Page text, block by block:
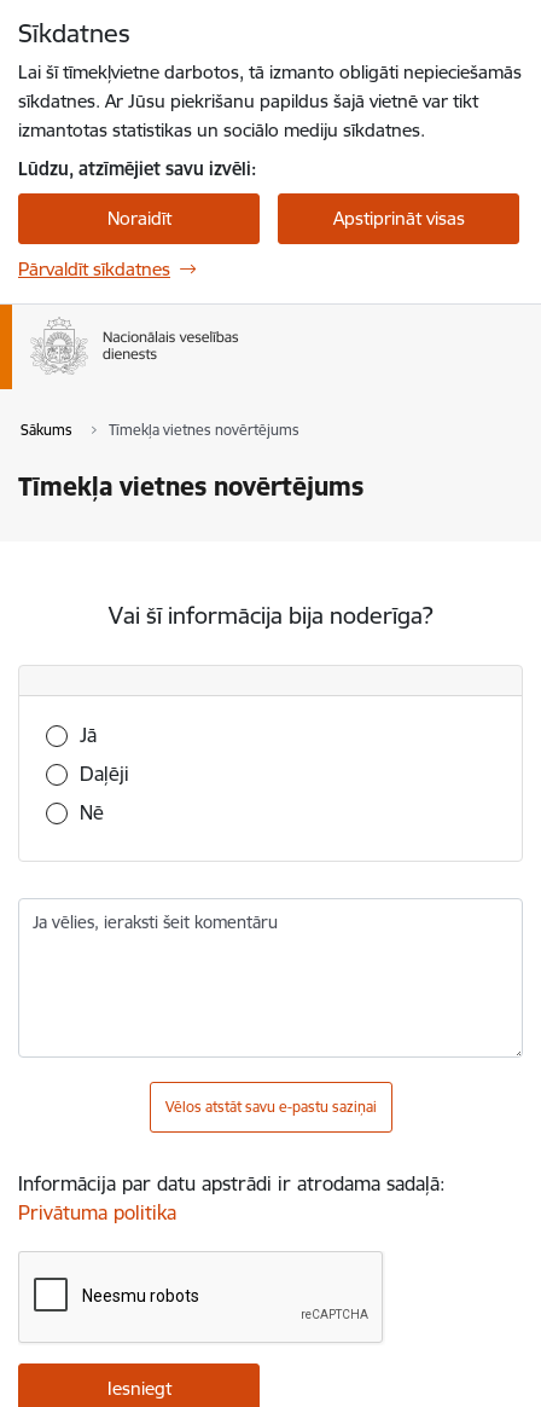
Sīkdatnes
Lai šī tīmekļvietne darbotos, tā izmanto obligāti nepieciešamās
sīkdatnes. Ar Jūsu piekrišanu papildus šajā vietnē var tikt
izmantotas statistikas un sociālo mediju sīkdatnes.
Lūdzu, atzīmējiet savu izvēli:
Noraidīt Apstiprināt visas
Pārvaldīt sīkdatnes
Sākums Tīmekļa vietnes novērtējums
Tīmekļa vietnes novērtējums
Vai šī informācija bija noderīga?
Vai šī informācija bija noderīga?
Jā
Daļēji
Nē
Ja vēlies, ieraksti šeit komentāru
Vēlos atstāt savu e-pastu saziņai
Informācija par datu apstrādi ir atrodama sadaļā:
Privātuma politika